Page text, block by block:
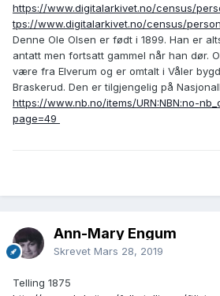
https://www.digitalarkivet.no/census/
tps://www.digitalarkivet.no/census/
Denne Ole Olsen er født i 1899. Han er
antatt men fortsatt gammel når han dør.
være fra Elverum og er omtalt i Våler
Braskerud. Den er tilgjengelig på
https://www.nb.no/items/URN:NBN:no-
page=49
Ann-Mary Engum
Skrevet Mars 28, 2019
Telling 1875